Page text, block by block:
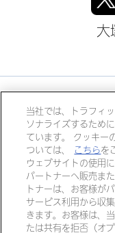
大
大塚製薬
大塚倉庫
大塚メディカ
リンク
当社では、トラフィ
ソナライズするため
ています。 クッキー
ついては、
こちらを
ウェブサイトの使用
パートナーへ販売ま
トナーは、お客様が
サービス利用から収
きます。お客様は、
たは共有を拒否（オ